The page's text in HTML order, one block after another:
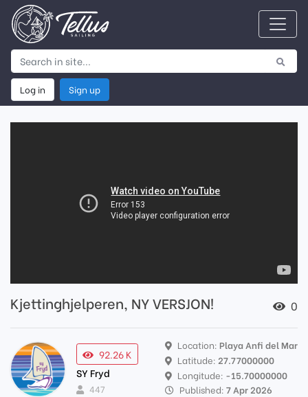
Log in Sign up
Kjettinghjelperen, NY VERSJON! 0
92.26 K
SY Fryd
447
Location: Playa Anfi del Mar
Latitude: 27.77000000
Longitude: -15.70000000
Published: 7 Apr 2026